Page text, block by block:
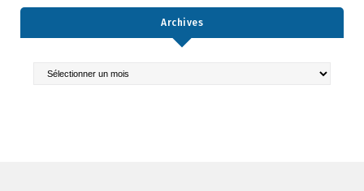
Archives
Archives